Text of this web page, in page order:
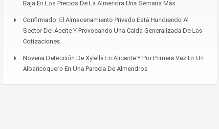
Baja En Los Precios De La Almendra Una Semana Más
Confirmado: El Almacenamiento Privado Está Hundiendo Al
Sector Del Aceite Y Provocando Una Caída Generalizada De Las
Cotizaciones
Novena Detección De Xylella En Alicante Y Por Primera Vez En Un
Albaricoquero En Una Parcela De Almendros